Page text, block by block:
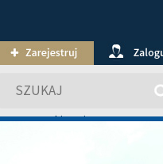
wyszukiwanie